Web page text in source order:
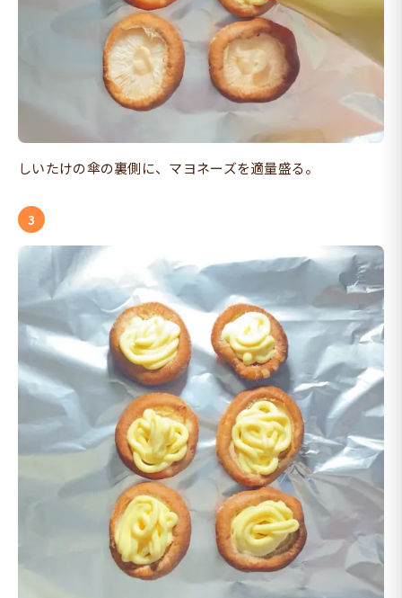
しいたけの傘の裏側に、マヨネーズを適量盛る。